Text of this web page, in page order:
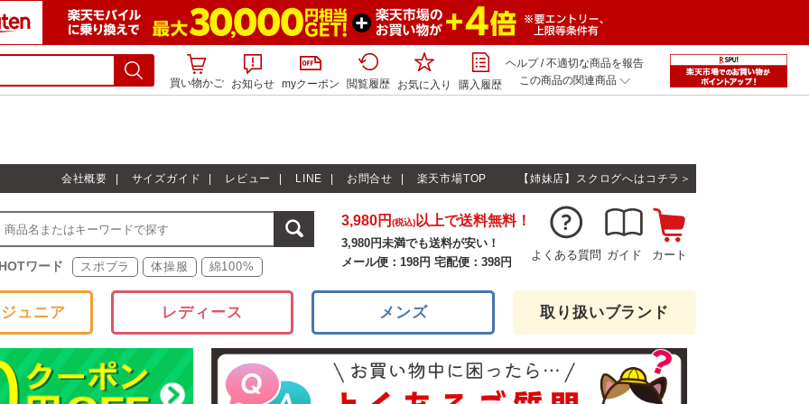
買い物かご お知らせ myクーポン 閲覧履歴 お気に入り 購入履歴
ヘルプ/不適切な商品を報告
この商品の関連商品